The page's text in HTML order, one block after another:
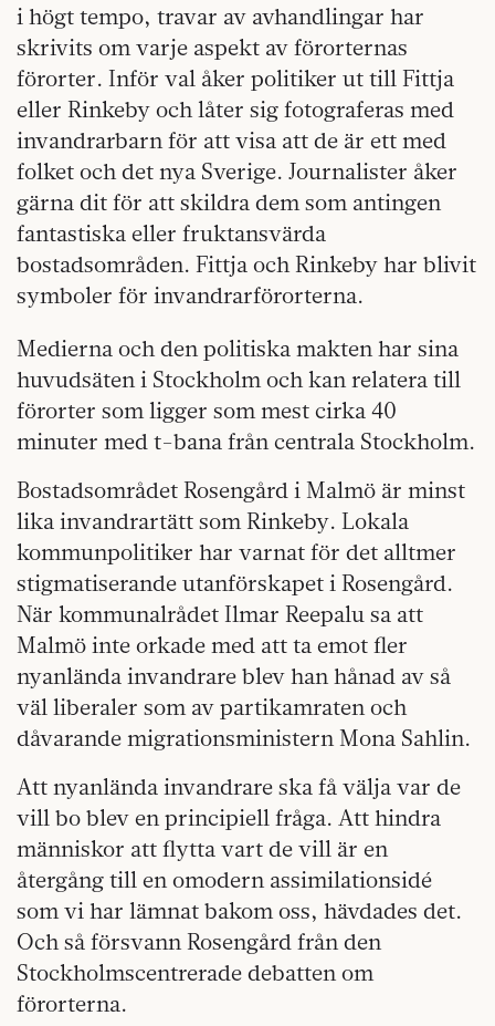
i högt tempo, travar av avhandlingar har
skrivits om varje aspekt av förorternas
förorter. Inför val åker politiker ut till Fittja
eller Rinkeby och låter sig fotograferas med
invandrarbarn för att visa att de är ett med
folket och det nya Sverige. Journalister åker
gärna dit för att skildra dem som antingen
fantastiska eller fruktansvärda
bostadsområden. Fittja och Rinkeby har blivit
symboler för invandrarförorterna.
Medierna och den politiska makten har sina
huvudsäten i Stockholm och kan relatera till
förorter som ligger som mest cirka 40
minuter med t-bana från centrala Stockholm.
Bostadsområdet Rosengård i Malmö är minst
lika invandrartätt som Rinkeby. Lokala
kommunpolitiker har varnat för det alltmer
stigmatiserande utanförskapet i Rosengård.
När kommunalrådet Ilmar Reepalu sa att
Malmö inte orkade med att ta emot fler
nyanlända invandrare blev han hånad av så
väl liberaler som av partikamraten och
dåvarande migrationsministern Mona Sahlin.
Att nyanlända invandrare ska få välja var de
vill bo blev en principiell fråga. Att hindra
människor att flytta vart de vill är en
återgång till en omodern assimilationsidé
som vi har lämnat bakom oss, hävdades det.
Och så försvann Rosengård från den
Stockholmscentrerade debatten om
förorterna.